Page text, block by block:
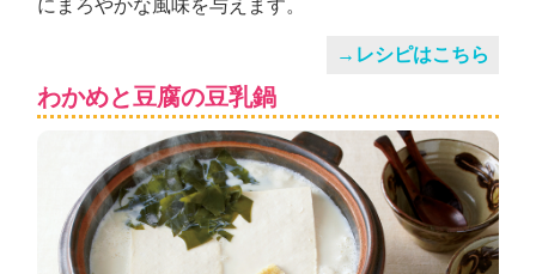
にまろやかな風味を与えます。
→レシピはこちら
わかめと豆腐の豆乳鍋